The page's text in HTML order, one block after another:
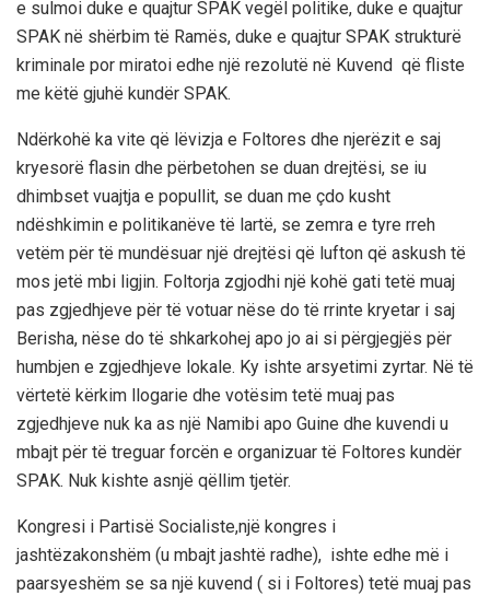
e sulmoi duke e quajtur SPAK vegël politike, duke e quajtur
SPAK në shërbim të Ramës, duke e quajtur SPAK strukturë
kriminale por miratoi edhe një rezolutë në Kuvend që fliste
me këtë gjuhë kundër SPAK.
Ndërkohë ka vite që lëvizja e Foltores dhe njerëzit e saj
kryesorë flasin dhe përbetohen se duan drejtësi, se iu
dhimbset vuajtja e popullit, se duan me çdo kusht
ndëshkimin e politikanëve të lartë, se zemra e tyre rreh
vetëm për të mundësuar një drejtësi që lufton që askush të
mos jetë mbi ligjin. Foltorja zgjodhi një kohë gati tetë muaj
pas zgjedhjeve për të votuar nëse do të rrinte kryetar i saj
Berisha, nëse do të shkarkohej apo jo ai si përgjegjës për
humbjen e zgjedhjeve lokale. Ky ishte arsyetimi zyrtar. Në të
vërtetë kërkim llogarie dhe votësim tetë muaj pas
zgjedhjeve nuk ka as një Namibi apo Guine dhe kuvendi u
mbajt për të treguar forcën e organizuar të Foltores kundër
SPAK. Nuk kishte asnjë qëllim tjetër.
Kongresi i Partisë Socialiste,një kongres i
jashtëzakonshëm (u mbajt jashtë radhe), ishte edhe më i
paarsyeshëm se sa një kuvend ( si i Foltores) tetë muaj pas